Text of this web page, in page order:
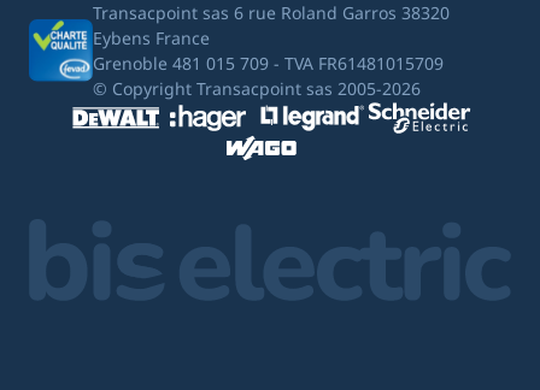
Transacpoint sas 6 rue Roland Garros 38320
Eybens France
Grenoble 481 015 709 - TVA FR61481015709
© Copyright Transacpoint sas 2005-2026